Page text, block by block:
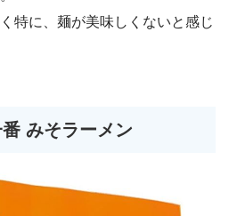
特に、麺が美味しくないと感じ
みそラーメン